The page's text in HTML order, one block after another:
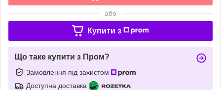
або
Купити з
Що таке купити з Пром?
Замовлення під захистом
Доступна доставка